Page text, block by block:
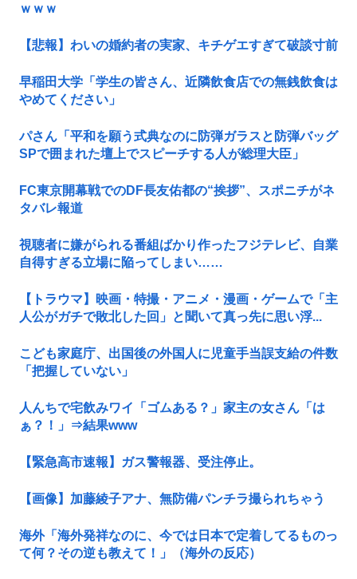
ｗｗｗ
【悲報】わいの婚約者の実家、キチゲエすぎて破談寸前
早稲田大学「学生の皆さん、近隣飲食店での無銭飲食は
やめてください」
パさん「平和を願う式典なのに防弾ガラスと防弾バッグ
SPで囲まれた壇上でスピーチする人が総理大臣」
FC東京開幕戦でのDF長友佑都の“挨拶”、スポニチがネ
タバレ報道
視聴者に嫌がられる番組ばかり作ったフジテレビ、自業
自得すぎる立場に陥ってしまい……
【トラウマ】映画・特撮・アニメ・漫画・ゲームで「主
人公がガチで敗北した回」と聞いて真っ先に思い浮...
こども家庭庁、出国後の外国人に児童手当誤支給の件数
「把握していない」
人んちで宅飲みワイ「ゴムある？」家主の女さん「は
ぁ？！」⇒結果www
【緊急高市速報】ガス警報器、受注停止。
【画像】加藤綾子アナ、無防備パンチラ撮られちゃう
海外「海外発祥なのに、今では日本で定着してるものっ
て何？その逆も教えて！」（海外の反応）